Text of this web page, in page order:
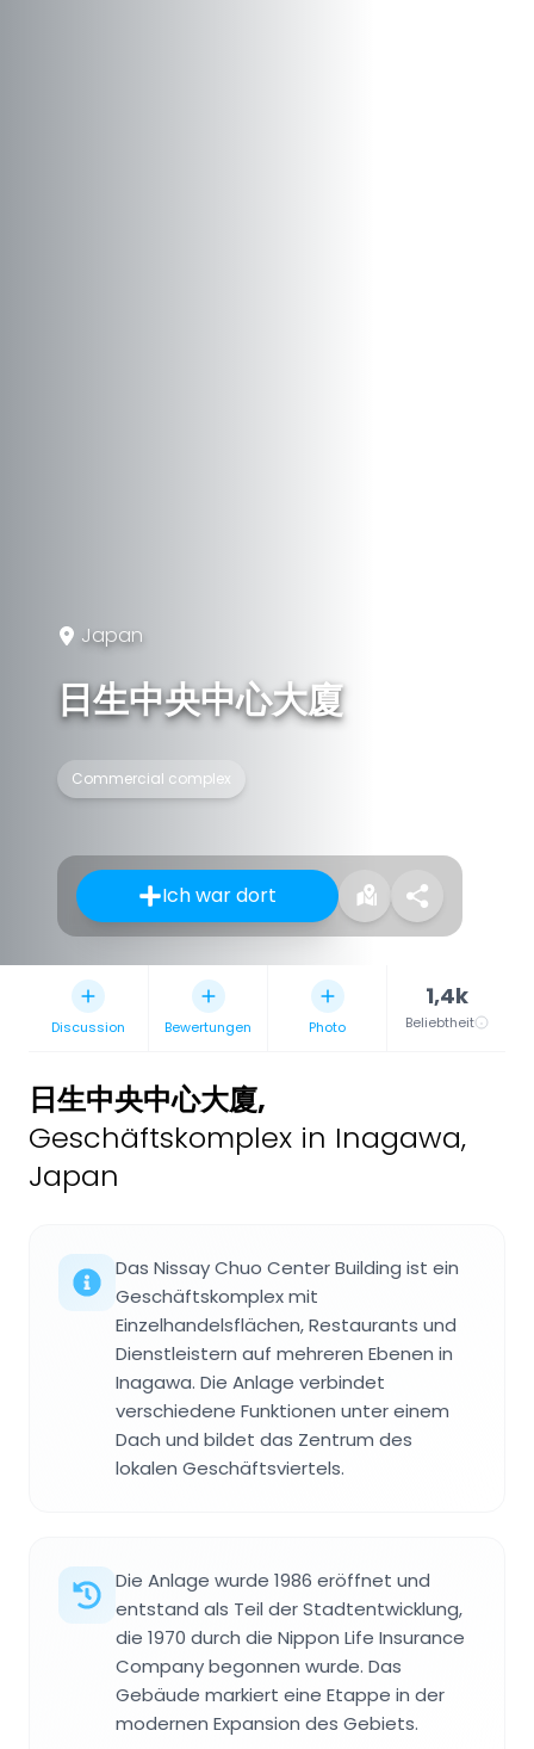
Japan
日生中央中心大廈
Commercial complex
Ich war dort
Discussion Bewertungen Photo
1,4k
Beliebtheit
日生中央中心大廈,
Geschäftskomplex in Inagawa,
Japan
Das Nissay Chuo Center Building ist ein
Geschäftskomplex mit
Einzelhandelsflächen, Restaurants und
Dienstleistern auf mehreren Ebenen in
Inagawa. Die Anlage verbindet
verschiedene Funktionen unter einem
Dach und bildet das Zentrum des
lokalen Geschäftsviertels.
Die Anlage wurde 1986 eröffnet und
entstand als Teil der Stadtentwicklung,
die 1970 durch die Nippon Life Insurance
Company begonnen wurde. Das
Gebäude markiert eine Etappe in der
modernen Expansion des Gebiets.